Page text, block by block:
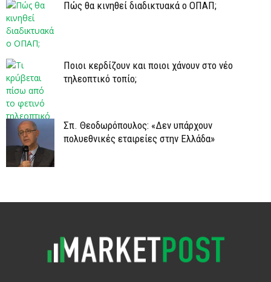
Πώς θα κινηθεί διαδικτυακά ο ΟΠΑΠ;
Ποιοι κερδίζουν και ποιοι χάνουν στο νέο
τηλεοπτικό τοπίο;
Σπ. Θεοδωρόπουλος: «Δεν υπάρχουν
πολυεθνικές εταιρείες στην Ελλάδα»